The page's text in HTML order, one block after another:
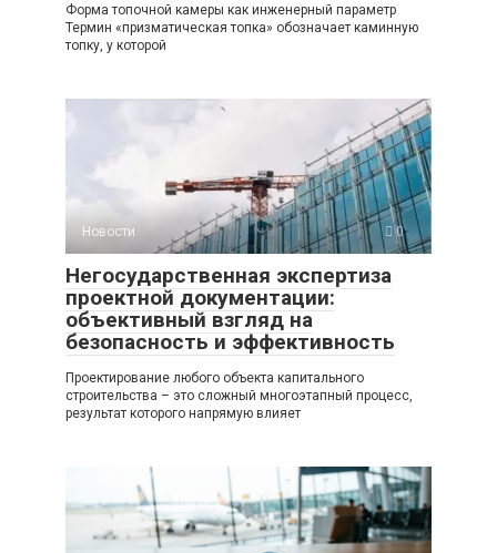
Форма топочной камеры как инженерный параметр
Термин «призматическая топка» обозначает каминную
топку, у которой
Новости 0
Негосударственная экспертиза
проектной документации:
объективный взгляд на
безопасность и эффективность
Проектирование любого объекта капитального
строительства – это сложный многоэтапный процесс,
результат которого напрямую влияет